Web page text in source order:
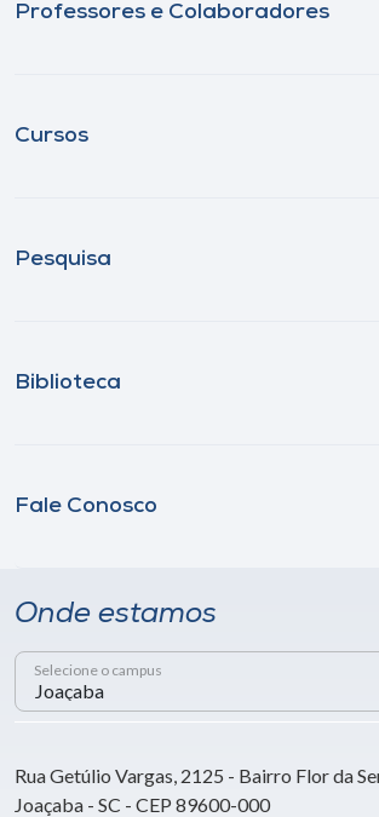
Professores e Colaboradores
Cursos
Pesquisa
Biblioteca
Fale Conosco
Onde estamos
Selecione o campus
Rua Getúlio Vargas, 2125 - Bairro Flor da
Joaçaba - SC - CEP 89600-000